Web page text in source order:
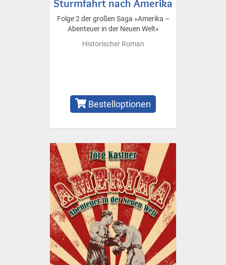
Sturmfahrt nach Amerika
Folge 2 der großen Saga »Amerika –
Abenteuer in der Neuen Welt«
Historischer Roman
Bestelloptionen